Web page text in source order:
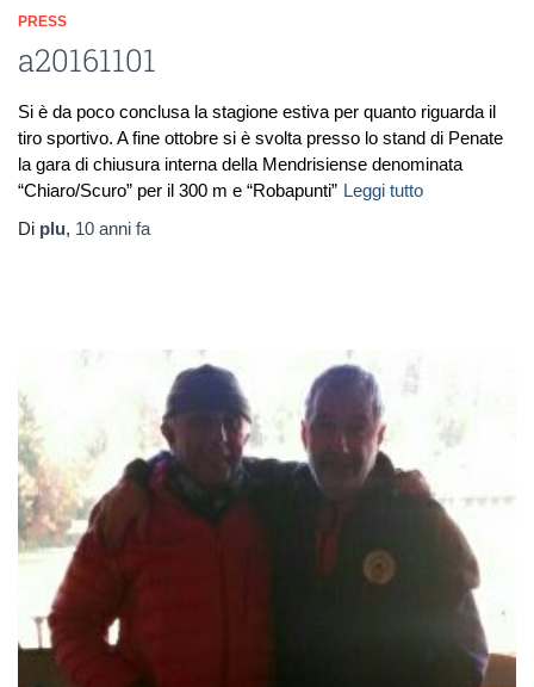
PRESS
a20161101
Si è da poco conclusa la stagione estiva per quanto riguarda il
tiro sportivo. A fine ottobre si è svolta presso lo stand di Penate
la gara di chiusura interna della Mendrisiense denominata
“Chiaro/Scuro” per il 300 m e “Robapunti” Leggi tutto
Di plu, 10 anni fa